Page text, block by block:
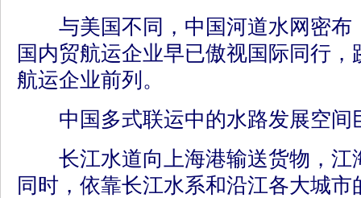
与美国不同，中国河道水网密布
国内贸航运企业早已傲视国际同行
航运企业前列。
中国多式联运中的水路发展空间
长江水道向上海港输送货物，江
同时，依靠长江水系和沿江各大城